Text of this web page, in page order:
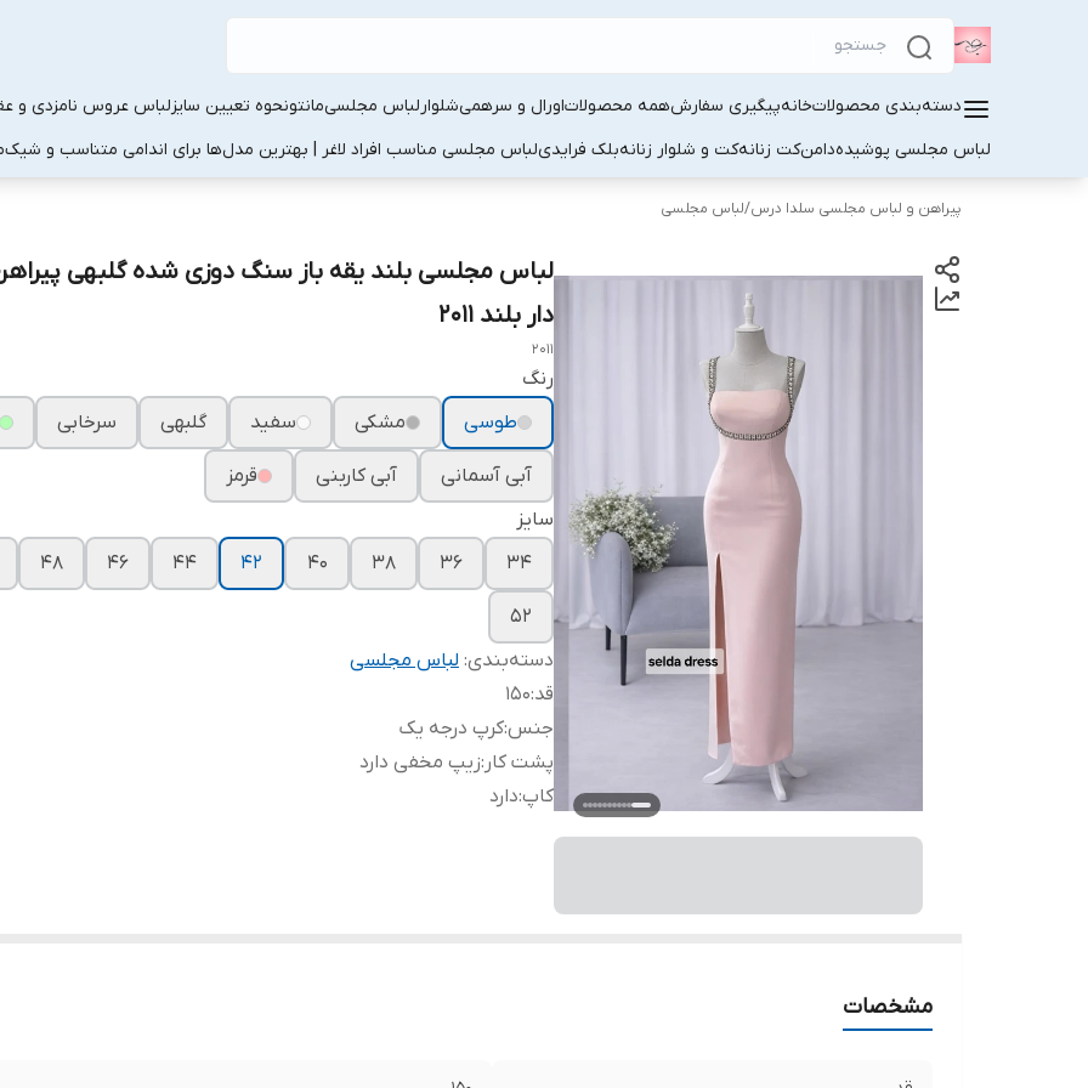
دسته‌بندی محصولاتخانهپیگیری سفارشهمه محصولاتاورال و سرهمیشلوارلباس مجلسیمانتونحوه تعیین سایزلباس عروس نامزدی و
لباس مجلسی پوشیدهدامنکت زنانهکت و شلوار زنانهبلک فرایدیلباس مجلسی مناسب افراد لاغر | بهترین مدل‌ها برای اندامی متناسب و شیک
پیراهن و لباس مجلسی سلدا درس/لباس مجلسی
لباس مجلسی بلند یقه باز سنگ دوزی شده گلبهی
دار بلند ۲۰۱۱
2011
رنگ
طوسی
مشکی سفید گلبهی سرخابی
آبی آسمانی آبی کاربنی
قرمز
سایز
۳۴
۳۶ ۳۸ ۴۰ ۴۲ ۴۴ ۴۶ ۴۸
۵۲
دسته‌بندی: لباس مجلسی
قد:۱۵۰
جنس:کرپ درجه یک
پشت کار :زیپ مخفی دارد
کاپ:دارد
مشخصات